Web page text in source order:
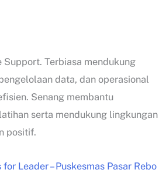
Terbiasa mendukung
data, dan operasional
Senang membantu
serta mendukung lingkungan
positif.
Leader – Puskesmas Pasar Rebo